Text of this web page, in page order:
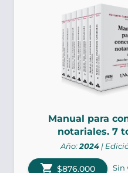
Manual para
notariales. 7
Año:2024|
shopping_cart $876.000 Sin